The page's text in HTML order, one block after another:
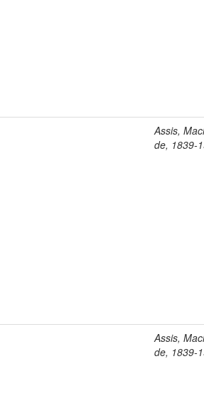
Assis,
de, 1839-
Assis,
de, 1839-